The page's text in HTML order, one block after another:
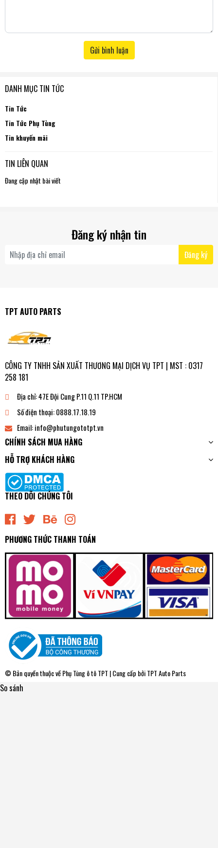
DANH MỤC TIN TỨC
Tin Tức
Tin Tức Phụ Tùng
Tin khuyến mãi
TIN LIÊN QUAN
Đang cập nhật bài viết
Gửi bình luận
Đăng ký nhận tin
Đăng ký
TPT AUTO PARTS
CÔNG TY TNHH SẢN XUẤT THƯƠNG MẠI DỊCH VỤ TPT | MST : 0317
258 181
Địa chỉ:47E Đội Cung P.11 Q.11 TP.HCM
Số điện thoại:0888.17.18.19
Email:info@phutungototpt.vn
CHÍNH SÁCH MUA HÀNG
HỖ TRỢ KHÁCH HÀNG
THEO DÕI CHÚNG TÔI
PHƯƠNG THỨC THANH TOÁN
© Bản quyền thuộc vềPhụ Tùng ô tô TPT | Cung cấp bởiTPT Auto Parts
So sánh